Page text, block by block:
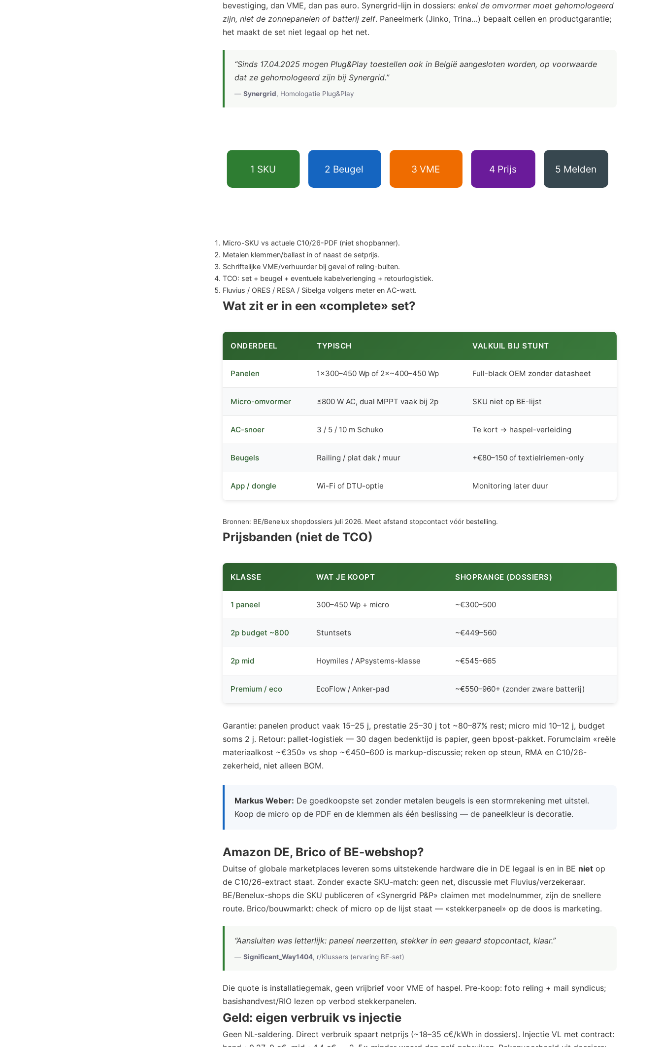
bevestiging, dan VME, dan pas euro. Synergrid-lijn in dossiers: enkel de omvormer moet gehomologeerd
zijn, niet de zonnepanelen of batterij zelf. Paneelmerk (Jinko, Trina…) bepaalt cellen en productgarantie;
het maakt de set niet legaal op het net.
“Sinds 17.04.2025 mogen Plug&Play toestellen ook in België aangesloten worden, op voorwaarde
dat ze gehomologeerd zijn bij Synergrid.”
— Synergrid, Homologatie Plug&Play
1 SKU 2 Beugel 3 VME 4 Prijs 5 Melden
Micro-SKU vs actuele C10/26-PDF (niet shopbanner).
Metalen klemmen/ballast in of naast de setprijs.
Schriftelijke VME/verhuurder bij gevel of reling-buiten.
TCO: set + beugel + eventuele kabelverlenging + retourlogistiek.
Fluvius / ORES / RESA / Sibelga volgens meter en AC-watt.
Wat zit er in een «complete» set?
ONDERDEEL TYPISCH VALKUIL BIJ STUNT
Panelen 1×300–450 Wp of 2×~400–450 Wp Full-black OEM zonder datasheet
Micro-omvormer ≤800 W AC, dual MPPT vaak bij 2p SKU niet op BE-lijst
AC-snoer 3 / 5 / 10 m Schuko Te kort → haspel-verleiding
Beugels Railing / plat dak / muur +€80–150 of textielriemen-only
App / dongle Wi-Fi of DTU-optie Monitoring later duur
Bronnen: BE/Benelux shopdossiers juli 2026. Meet afstand stopcontact vóór bestelling.
Prijsbanden (niet de TCO)
KLASSE WAT JE KOOPT SHOPRANGE (DOSSIERS)
1 paneel 300–450 Wp + micro ~€300–500
2p budget ~800 Stuntsets ~€449–560
2p mid Hoymiles / APsystems-klasse ~€545–665
Premium / eco EcoFlow / Anker-pad ~€550–960+ (zonder zware batterij)
Garantie: panelen product vaak 15–25 j, prestatie 25–30 j tot ~80–87% rest; micro mid 10–12 j, budget
soms 2 j. Retour: pallet-logistiek — 30 dagen bedenktijd is papier, geen bpost-pakket. Forumclaim «reële
materiaalkost ~€350» vs shop ~€450–600 is markup-discussie; reken op steun, RMA en C10/26-
zekerheid, niet alleen BOM.
Markus Weber: De goedkoopste set zonder metalen beugels is een stormrekening met uitstel.
Koop de micro op de PDF en de klemmen als één beslissing — de paneelkleur is decoratie.
Amazon DE, Brico of BE-webshop?
Duitse of globale marketplaces leveren soms uitstekende hardware die in DE legaal is en in BE niet op
de C10/26-extract staat. Zonder exacte SKU-match: geen net, discussie met Fluvius/verzekeraar.
BE/Benelux-shops die SKU publiceren of «Synergrid P&P» claimen met modelnummer, zijn de snellere
route. Brico/bouwmarkt: check of micro op de lijst staat — «stekkerpaneel» op de doos is marketing.
“Aansluiten was letterlijk: paneel neerzetten, stekker in een geaard stopcontact, klaar.”
— Significant_Way1404, r/Klussers (ervaring BE-set)
Die quote is installatiegemak, geen vrijbrief voor VME of haspel. Pre-koop: foto reling + mail syndicus;
basishandvest/RIO lezen op verbod stekkerpanelen.
Geld: eigen verbruik vs injectie
Geen NL-saldering. Direct verbruik spaart netprijs (~18–35 c€/kWh in dossiers). Injectie VL met contract: